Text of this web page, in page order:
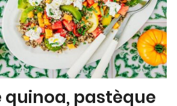
quinoa, pastèque